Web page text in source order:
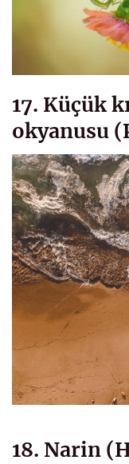
17. Küçük
okyanusu
18. Narin